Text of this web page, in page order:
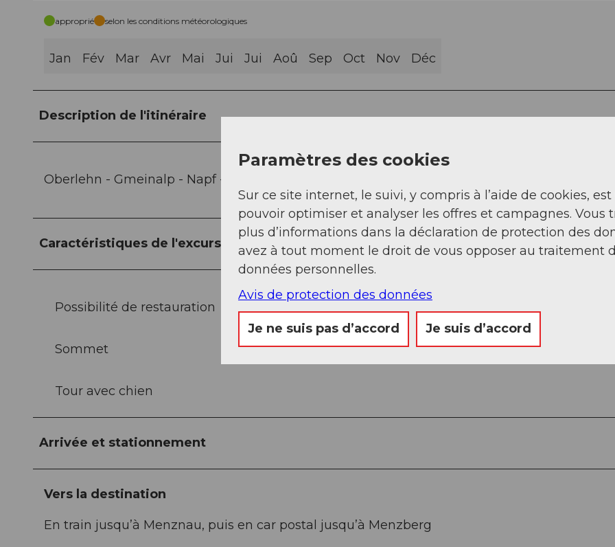
approprié selon les conditions météorologiques
Jan Fév Mar Avr Mai Jui Jui Aoû Sep Oct Nov Déc
Description de l'itinéraire
Oberlehn - Gmeinalp - Napf - Niederänzi - Luthern Bad
Caractéristiques de l'excursion
Possibilité de restauration
Sommet
Tour avec chien
Arrivée et stationnement
Vers la destination
En train jusqu’à Menznau, puis en car postal jusqu’à Menzberg
Paramètres des cookies
Sur ce site internet, le suivi, y compris à l’aide de cookies,
pouvoir optimiser et analyser les offres et campagnes. Vous
plus d’informations dans la déclaration de protection des
avez à tout moment le droit de vous opposer au traitement
données personnelles.
Avis de protection des données
Je ne suis pas d’accord Je suis d’accord